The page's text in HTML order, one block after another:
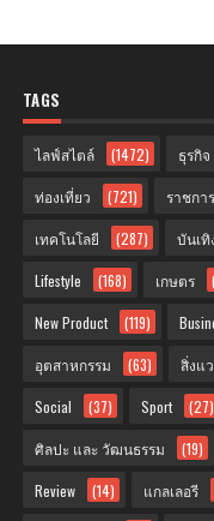
TAGS
ไลฟ์สไตล์ (1472) ธุรกิจ
ท่องเที่ยว (721) ราชการ
เทคโนโลยี (287) บันเทิ
Lifestyle (168) เกษตร
New Product (119)
อุตสาหกรรม (63) สิ่งแ
Social (37) Sport (27)
ศิลปะ และ วัฒนธรรม (19)
Review (14) แกลเลอรี